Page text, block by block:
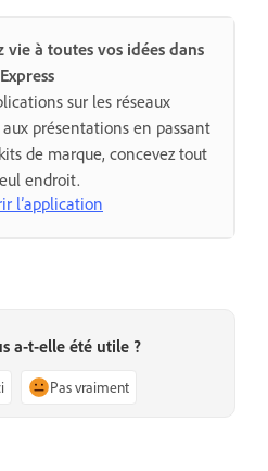
vie à toutes vos idées dans
sur les réseaux
présentations en passant
de marque, concevez tout
endroit.
l’application
a-t-elle été utile ?
Pas vraiment